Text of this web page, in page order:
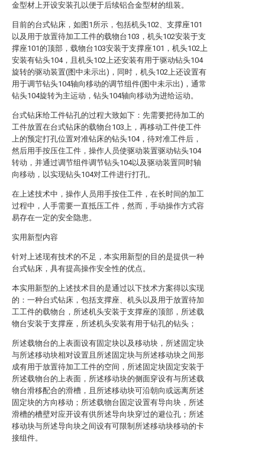
金型材上开设安装孔以便于后续铝合金型材的组装。
目前的台式钻床，如图1所示，包括机头102、支撑座101
以及用于放置待加工工件的载物台103，机头102安装于支
撑座101的顶部，载物台103安装于支撑座101，机头102上
安装有钻头104，且机头102上还安装有用于驱动钻头104
旋转的驱动装置(图中未示出)，同时，机头102上还设置有
用于调节钻头104轴向移动的调节组件(图中未示出)，通常
钻头104旋转为主运动，钻头104轴向移动为进给运动。
台式钻床给工件钻孔的过程大致如下：先需要把待加工的
工件放置在台式钻床的载物台103上，再移动工件使工件
上的预定打孔位置对准钻床的钻头104，待对准工件后，
然后用手按压住工件，操作人员使驱动装置驱动钻头104
转动，并通过调节组件调节钻头104以及驱动装置同时轴
向移动，以实现钻头104对工件进行打孔。
在上述技术中，操作人员用手按住工件，在长时间的加工
过程中，人手需要一直抵压工件，然而，手动操作方式容
易存在一定的安全隐患。
实用新型内容
针对上述现有技术的不足，本实用新型的目的是提供一种
台式钻床，具有提高操作安全性的优点。
本实用新型的上述技术目的是通过以下技术方案得以实现
的：一种台式钻床，包括支撑座、机头以及用于放置待加
工工件的载物台，所述机头安装于支撑座的顶部，所述载
物台安装于支撑座，所述机头安装有用于钻孔的钻头；
所述载物台的上表面设有固定块以及移动块，所述固定块
与所述移动块相对设置且所述固定块与所述移动块之间形
成有用于放置待加工工件的空间，所述固定块固定安装于
所述载物台的上表面，所述移动块的侧面穿设有与所述载
物台滑移配合的滑槽，且所述移动块可沿朝向或远离所述
固定块的方向移动；所述载物台固定设置有导向块，所述
滑槽的槽壁对应开设有供所述导向块穿过的避位孔；所述
移动块与所述导向块之间设有可限制所述移动块移动的卡
接组件。